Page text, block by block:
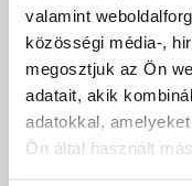
valamint
közösségi média-,
megosztjuk az Ön
adatait, akik
adatokkal,
Ön által használt
VÁSÁRLÁS ELŐTT
Adatvédelmi szabályzat
Fera alkalmazás
Fizetési módok
Hűségprogram